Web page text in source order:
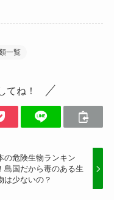
一覧
てね！
の危険生物ランキン
島国だから毒のある生
は少ないの？